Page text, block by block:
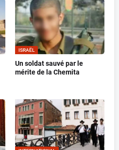
ISRAËL
Un soldat sauvé par le
mérite de la Chemita